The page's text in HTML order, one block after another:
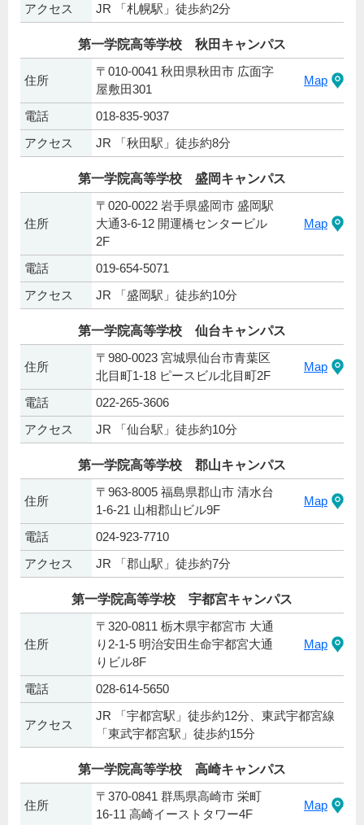
アクセス
JR 「札幌駅」徒歩約2分
第一学院高等学校 秋田キャンパス
住所
〒010-0041 秋田県秋田市 広面字
屋敷田301
Map
電話
018-835-9037
アクセス
JR 「秋田駅」徒歩約8分
第一学院高等学校 盛岡キャンパス
住所
〒020-0022 岩手県盛岡市 盛岡駅
大通3-6-12 開運橋センタービル
2F
Map
電話
019-654-5071
アクセス
JR 「盛岡駅」徒歩約10分
第一学院高等学校 仙台キャンパス
住所
〒980-0023 宮城県仙台市青葉区
北目町1-18 ピースビル北目町2F
Map
電話
022-265-3606
アクセス
JR 「仙台駅」徒歩約10分
第一学院高等学校 郡山キャンパス
住所
〒963-8005 福島県郡山市 清水台
1-6-21 山相郡山ビル9F
Map
電話
024-923-7710
アクセス
JR 「郡山駅」徒歩約7分
第一学院高等学校 宇都宮キャンパス
住所
〒320-0811 栃木県宇都宮市 大通
り2-1-5 明治安田生命宇都宮大通
りビル8F
Map
電話 028-614-5650
アクセス
JR 「宇都宮駅」徒歩約12分、東武宇都宮線
「東武宇都宮駅」徒歩約15分
第一学院高等学校 高崎キャンパス
住所
〒370-0841 群馬県高崎市 栄町
16-11 高崎イーストタワー4F
Map